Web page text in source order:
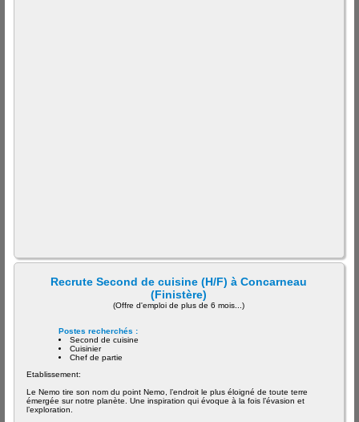
Recrute Second de cuisine (H/F) à Concarneau
(Finistère)
(Offre d'emploi de plus de 6 mois...)
Postes recherchés :
Second de cuisine
Cuisinier
Chef de partie
Etablissement:
Le Nemo tire son nom du point Nemo, l’endroit le plus éloigné de toute terre
émergée sur notre planète. Une inspiration qui évoque à la fois l’évasion et
l’exploration.